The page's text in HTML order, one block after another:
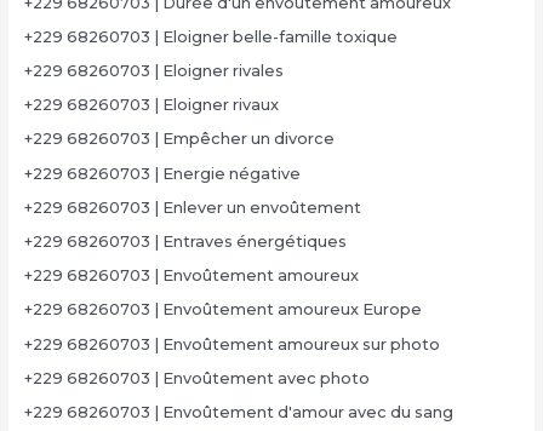
+229 68260703 | Eloigner belle-famille toxique
+229 68260703 | Eloigner rivales
+229 68260703 | Eloigner rivaux
+229 68260703 | Empêcher un divorce
+229 68260703 | Energie négative
+229 68260703 | Enlever un envoûtement
+229 68260703 | Entraves énergétiques
+229 68260703 | Envoûtement amoureux
+229 68260703 | Envoûtement amoureux Europe
+229 68260703 | Envoûtement amoureux sur photo
+229 68260703 | Envoûtement avec photo
+229 68260703 | Envoûtement d'amour avec du sang